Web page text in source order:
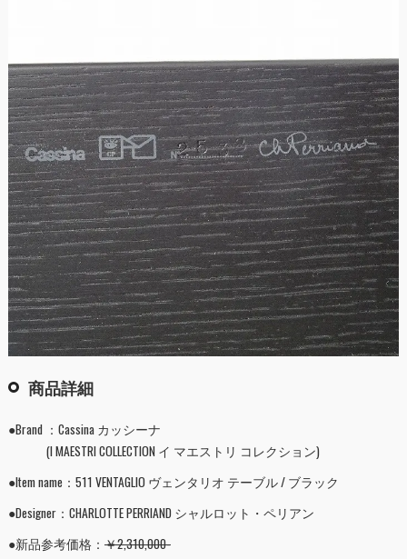
商品詳細
●Brand ：Cassina カッシーナ
(I MAESTRI COLLECTION イ マエストリ コレクション)
●Item name：511 VENTAGLIO ヴェンタリオ テーブル / ブラック
●Designer：CHARLOTTE PERRIAND シャルロット・ペリアン
●新品参考価格： ￥2,310,000-